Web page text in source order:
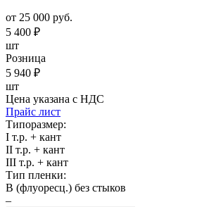
от 25 000 руб.
5 400 ₽
шт
Розница
5 940 ₽
шт
Цена указана с НДС
Прайс лист
Типоразмер:
I т.р. + кант
II т.р. + кант
III т.р. + кант
Тип пленки:
В (флуоресц.) без стыков
–